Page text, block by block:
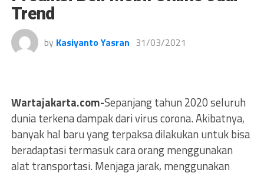
Trend
by Kasiyanto Yasran 31/03/2021
Wartajakarta.com-Sepanjang tahun 2020 seluruh
dunia terkena dampak dari virus corona. Akibatnya,
banyak hal baru yang terpaksa dilakukan untuk bisa
beradaptasi termasuk cara orang menggunakan
alat transportasi. Menjaga jarak, menggunakan